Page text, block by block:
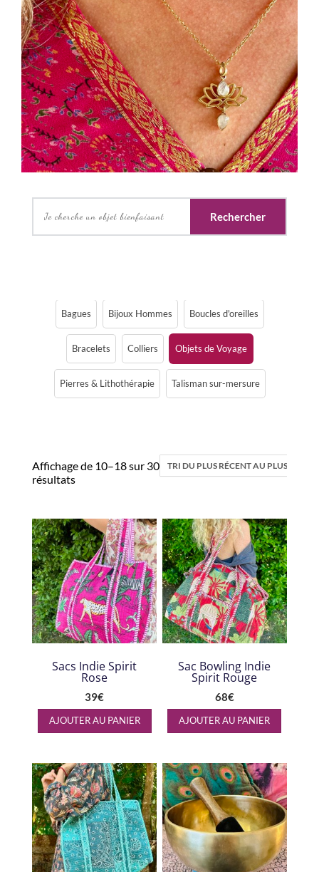
Rechercher
Bagues Bijoux Hommes Boucles d'oreilles
Bracelets Colliers Objets de Voyage
Pierres & Lithothérapie Talisman sur-mersure
Affichage de 10–18 sur 30
résultats
Sacs Indie Spirit
Rose
39€
AJOUTER AU PANIER
Sac Bowling Indie
Spirit Rouge
68€
AJOUTER AU PANIER